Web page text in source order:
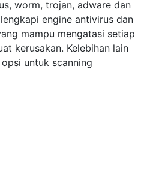
worm, trojan, adware dan
engine antivirus dan
mampu mengatasi setiap
kerusakan. Kelebihan lain
untuk scanning